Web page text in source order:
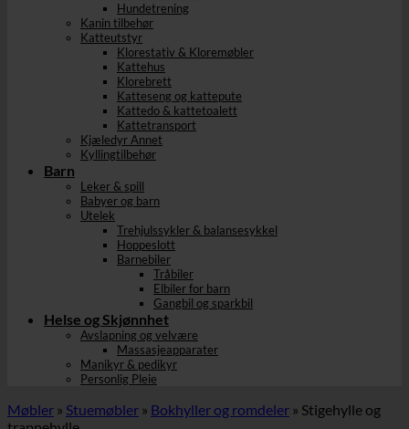
Hundetrening
Kanin tilbehør
Katteutstyr
Klorestativ & Kloremøbler
Kattehus
Klorebrett
Katteseng og kattepute
Kattedo & kattetoalett
Kattetransport
Kjæledyr Annet
Kyllingtilbehør
Barn
Leker & spill
Babyer og barn
Utelek
Trehjulssykler & balansesykkel
Hoppeslott
Barnebiler
Tråbiler
Elbiler for barn
Gangbil og sparkbil
Helse og Skjønnhet
Avslapning og velvære
Massasjeapparater
Manikyr & pedikyr
Personlig Pleie
Møbler » Stuemøbler » Bokhyller og romdeler » Stigehylle og